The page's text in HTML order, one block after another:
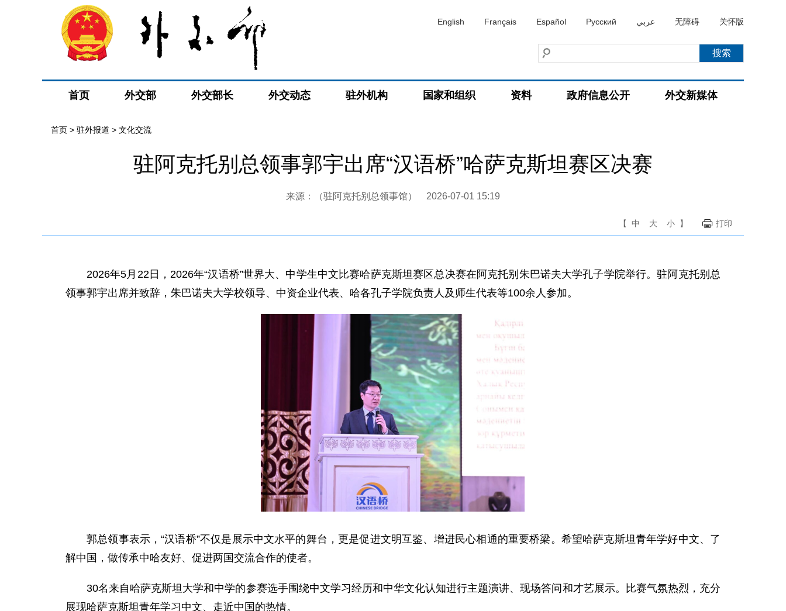
English Français Español Русский عربي 无障碍 关怀版
首页 外交部 外交部长 外交动态 驻外机构 国家和组织 资料 政府信息公开 外交新媒体
首页 > 驻外报道 > 文化交流
驻阿克托别总领事郭宇出席“汉语桥”哈萨克斯坦赛区决赛
来源：（驻阿克托别总领事馆） 2026-07-01 15:19
【 中 大 小 】 打印
2026年5月22日，2026年“汉语桥”世界大、中学生中文比赛哈萨克斯坦赛区总决赛在阿克托别朱巴诺夫大学孔子学院举行。驻阿克托别总
领事郭宇出席并致辞，朱巴诺夫大学校领导、中资企业代表、哈各孔子学院负责人及师生代表等100余人参加。
郭总领事表示，“汉语桥”不仅是展示中文水平的舞台，更是促进文明互鉴、增进民心相通的重要桥梁。希望哈萨克斯坦青年学好中文、了
解中国，做传承中哈友好、促进两国交流合作的使者。
30名来自哈萨克斯坦大学和中学的参赛选手围绕中文学习经历和中华文化认知进行主题演讲、现场答问和才艺展示。比赛气氛热烈，充分
展现哈萨克斯坦青年学习中文、走近中国的热情。